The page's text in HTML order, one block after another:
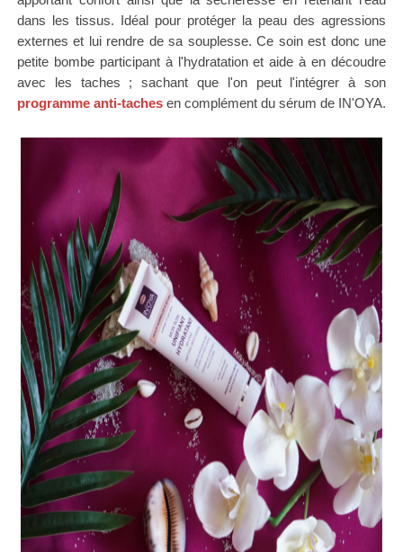
dans les tissus. Idéal pour protéger la peau des agressions
externes et lui rendre de sa souplesse. Ce soin est donc une
petite bombe participant à l'hydratation et aide à en découdre
avec les taches ; sachant que l'on peut l'intégrer à son
programme anti-tachesen complément du sérum de IN'OYA.